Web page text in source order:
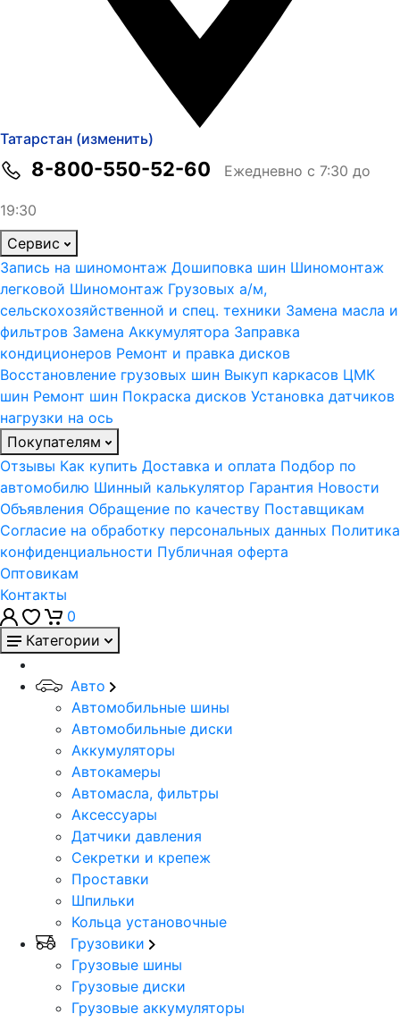
Татарстан (изменить)
8-800-550-52-60 Ежедневно с 7:30 до
19:30
Сервис
Запись на шиномонтаж Дошиповка шин Шиномонтаж
легковой Шиномонтаж Грузовых а/м,
сельскохозяйственной и спец. техники Замена масла и
фильтров Замена Аккумулятора Заправка
кондиционеров Ремонт и правка дисков
Восстановление грузовых шин Выкуп каркасов ЦМК
шин Ремонт шин Покраска дисков Установка датчиков
нагрузки на ось
Покупателям
Отзывы Как купить Доставка и оплата Подбор по
автомобилю Шинный калькулятор Гарантия Новости
Объявления Обращение по качеству Поставщикам
Согласие на обработку персональных данных Политика
конфиденциальности Публичная оферта
Оптовикам
Контакты
0
Категории
Авто
Автомобильные шины
Автомобильные диски
Аккумуляторы
Автокамеры
Автомасла, фильтры
Аксессуары
Датчики давления
Секретки и крепеж
Проставки
Шпильки
Кольца установочные
Грузовики
Грузовые шины
Грузовые диски
Грузовые аккумуляторы